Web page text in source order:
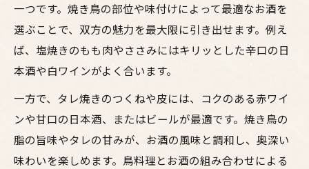
一つです。焼き鳥の部位や味付けによって最適なお酒を
選ぶことで、双方の魅力を最大限に引き出せます。例え
ば、塩焼きのもも肉やささみにはキリッとした辛口の日
本酒や白ワインがよく合います。
一方で、タレ焼きのつくねや皮には、コクのある赤ワイ
ンや甘口の日本酒、またはビールが最適です。焼き鳥の
脂の旨味やタレの甘みが、お酒の風味と調和し、奥深い
味わいを楽しめます。鳥料理とお酒の組み合わせによる